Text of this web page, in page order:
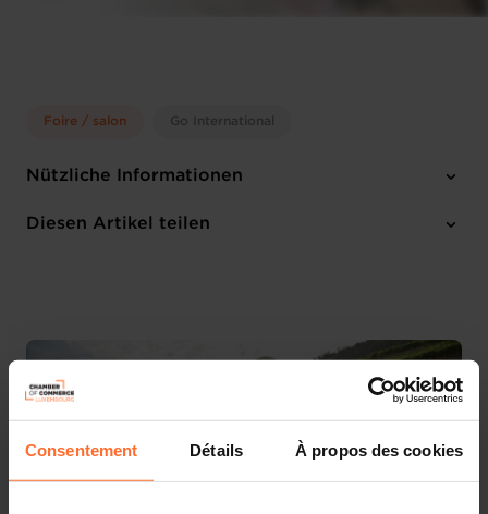
Consentement Détails À propos des cookies
Foire / salon Go International
Nützliche Informationen
Samstag 1 Mär 2025 > Sonntag 2 Mär 2025
Diesen Artikel teilen